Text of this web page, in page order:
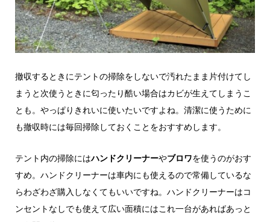
撤収するときにテントの掃除をしないで汚れたまま片付けてし
まうと次使うときに匂ったり酷い場合はカビが生えてしまうこ
とも。やっぱりきれいに使いたいですよね。清潔に使うために
も撤収時には毎回掃除しておくことをおすすめします。
テント内の掃除にはハンドクリーナーやブロワを使うのがおす
すめ。ハンドクリーナーは車内にも使えるので常備しているな
らわざわざ購入しなくてもいいですね。ハンドクリーナーはコ
ンセントなしでも使えて広い面積にはこれ一台があればあっと